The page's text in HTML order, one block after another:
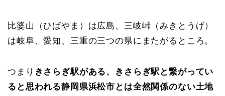
比婆山（ひばやま）は広島、三岐峠（みきとうげ）
は岐阜、愛知、三重の三つの県にまたがるところ。
つまり きさらぎ駅がある、きさらぎ駅と繋がってい
ると思われる静岡県浜松市とは全然関係のない土地